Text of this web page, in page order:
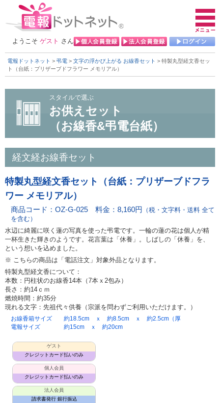
ようこそ ゲスト さん
電報ドットネット > 弔電 > 文字の浮かび上がる お線香セット > 特製丸型経文香セッ
ト（台紙：プリザーブドフラワー メモリアル）
スタイルで選ぶ
お供えセット
（お線香&弔電台紙）
経文経お線香セット
特製丸型経文香セット（台紙：プリザーブドフラ
ワー メモリアル）
商品コード：OZ-G-025 料金：8,160円
（税・文字料・送料 全て
を含む）
水辺に綺麗に咲く蓮の写真を使った弔電です。一輪の蓮の花は個人が精
一杯生きた輝きのようです。花言葉は「休養」。しばしの「休養」を、
という想いを込めました。
※ こちらの商品は「電話注文」対象外品となります。
特製丸型経文香について：
本数：円柱状のお線香14本（7本ｘ2包み）
長さ：約14ｃｍ
燃焼時間：約35分
現れる文字：先祖代々供養（宗派を問わずご利用いただけます。）
お線香箱サイズ
約18.5cm ｘ 約8.5cm ｘ 約2.5cm（厚
電報サイズ
約15cm ｘ 約20cm
ゲスト
クレジットカード払いのみ
個人会員
クレジットカード払いのみ
法人会員
請求書発行 銀行振込